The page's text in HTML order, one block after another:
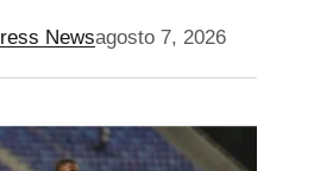
Newsagosto 7, 2026